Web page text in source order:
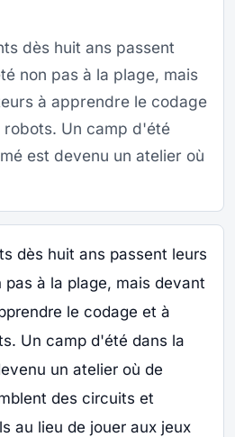
dès huit ans passent
non pas à la plage, mais
à apprendre le codage
Un camp d'été
est devenu un atelier où
dès huit ans passent leurs
à la plage, mais devant
le codage et à
Un camp d'été dans la
un atelier où de
des circuits et
au lieu de jouer aux jeux